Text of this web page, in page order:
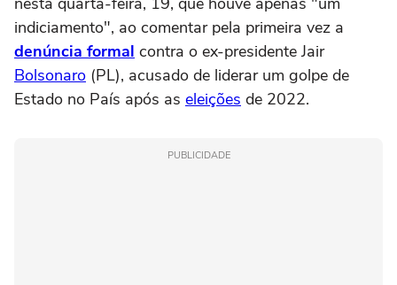
indiciamento", ao comentar pela primeira vez a
denúncia formal contra o ex-presidente Jair
Bolsonaro (PL), acusado de liderar um golpe de
Estado no País após as eleições de 2022.
PUBLICIDADE